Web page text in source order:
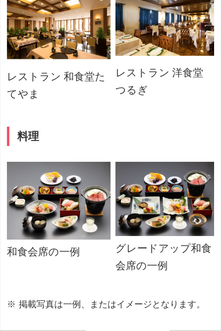
レストラン 和食堂た
てやま
レストラン 洋食堂
つるぎ
料理
和食会席の一例
グレードアップ和食
会席の一例
掲載写真は一例、またはイメージとなります。